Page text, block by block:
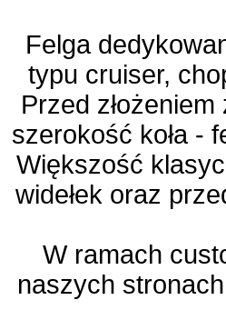
Felga
typu cruiser,
Przed
szerokość koła -
Większość
widełek oraz
W ramach
naszych